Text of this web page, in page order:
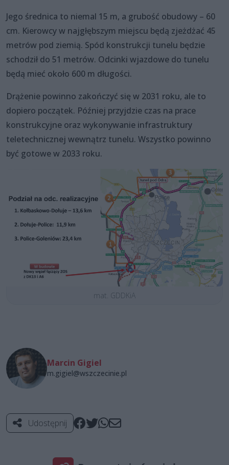
Jego średnica to niemal 15 m, a grubość obudowy – 60
cm. Kierowcy w najgłębszym miejscu będą zjeżdżać 45
metrów pod ziemią. Spód konstrukcji tunelu będzie
schodził do 51 metrów. Odcinki wjazdowe do tunelu
będą mieć około 600 m długości.
Drążenie powinno zakończyć się w 2031 roku, ale to
dopiero początek. Później przyjdzie czas na prace
konstrukcyjne oraz wykonywanie infrastruktury
teletechnicznej wewnątrz tunelu. Wszystko powinno
być gotowe w 2033 roku.
mat. GDDKiA
Marcin Gigiel
m.gigiel@wszczecinie.pl
Udostępnij